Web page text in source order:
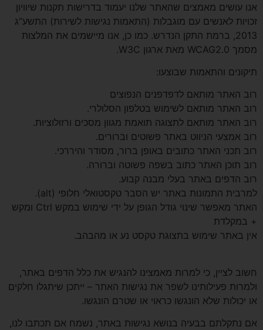
אנו עושים מאמצים שהאתר שלנו יעמוד בדרישות תקנות שיוויון
זכויות לאנשים עם מוגבלות (התאמות נגישות לשירות) התשע”ג
2013, ברמת התקן הנדרש. כמו כן, אנו מיישמים את המלצות
מסמך WCAG2.0 מאת ארגון W3C.
תיקונים והתאמות שבוצעו:
רוב האתר מותאם לדפדפנים הנפוצים
רוב האתר מותאם לשימוש בטלפון הסלולרי.
רוב האתר מותאם לתצוגה תואמת מגוון מסכים ורזולוציות.
רוב אמצעי הניווט באתר פשוטים וברורים.
רוב תכני האתר כתובים באופן ברור, מסודר והיררכי.
רוב תוכן האתר כתוב בשפה פשוטה וברורה.
רוב הדפים באתר בעלי מבנה קבוע.
למרבית התמונות באתר יש הסבר טקסטואלי חלופי (alt).
האתר מאפשר שינוי גודל הגופן על ידי שימוש במקש Ctrl ומקש
+ במקלדת
אין באתר שימוש בתצוגת טקסט נע או מהבהב.
חשוב לציין, כי למרות מאמצינו להנגיש את כלל הדפים באתר,
ולמרות פעילותינו לשפר את נגישות האתר – ייתכן שיתגלו חלקים
או יכולות שלא הונגשו כראוי או שטרם הונגשו.
אם נתקלתם בבעיה בנושא נגישות באתר, נשמח אם תכתבו לנו,